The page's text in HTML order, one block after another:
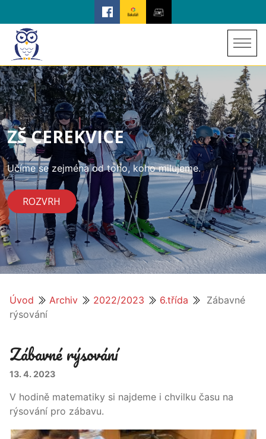
ZŠ CEREKVICE
Učíme se zejména od toho, koho milujeme.
ROZVRH
Úvod Archiv 2022/2023 6.třída
Zábavné
rýsování
Zábavné rýsování
13. 4. 2023
V hodině matematiky si najdeme i chvilku času na
rýsování pro zábavu.